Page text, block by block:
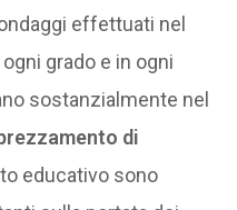
effettuati nel
grado e in ogni
sostanzialmente nel
di
educativo sono